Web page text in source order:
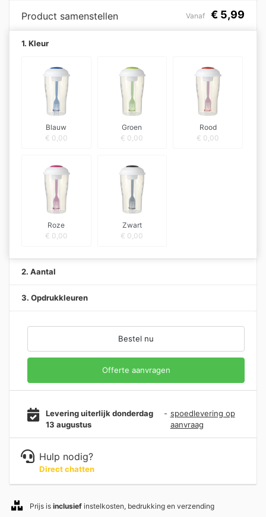
Product samenstellen Vanaf € 5,99
1. Kleur
Blauw
€ 0,00
Groen
€ 0,00
Rood
€ 0,00
Roze
€ 0,00
Zwart
€ 0,00
2. Aantal
3. Opdrukkleuren
Bestel nu
Offerte aanvragen
Levering uiterlijk donderdag
13 augustus
- spoedlevering op
aanvraag
Hulp nodig?
Direct chatten
Prijs is inclusief instelkosten, bedrukking en verzending